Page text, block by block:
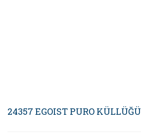
24357 EGOIST PURO KÜLLÜĞÜ